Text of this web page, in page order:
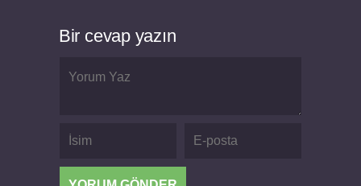
Bir cevap yazın